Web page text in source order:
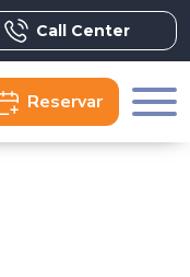
Call Center
Reservar